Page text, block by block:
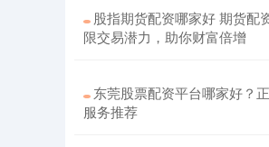
股指期货配资哪家好 期货配
限交易潜力，助你财富倍增
东莞股票配资平台哪家好？
服务推荐